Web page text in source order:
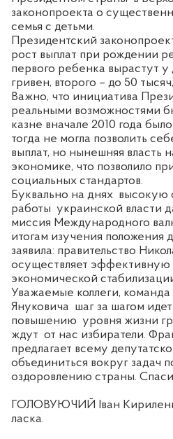
законопроекта о
семья с детьми.
Президентский
рост выплат при рождении
первого ребенка вырастут у
гривен, второго – до 50
Важно, что инициатива
реальными возможностями
казне вначале 2010 года
тогда не могла позволить
выплат, но нынешняя власть
экономике, что позволило
социальных стандартов.
Буквально на днях высокую
работы украинской власти
миссия Международного
итогам изучения положения
заявила: правительство
осуществляет эффективную
экономической
Уважаемые коллеги,
Януковича шаг за шагом
повышению уровня жизни
ждут от нас избиратели.
предлагает всему
объединиться вокруг задач
оздоровлению страны.
ГОЛОВУЮЧИЙ Іван
ласка.